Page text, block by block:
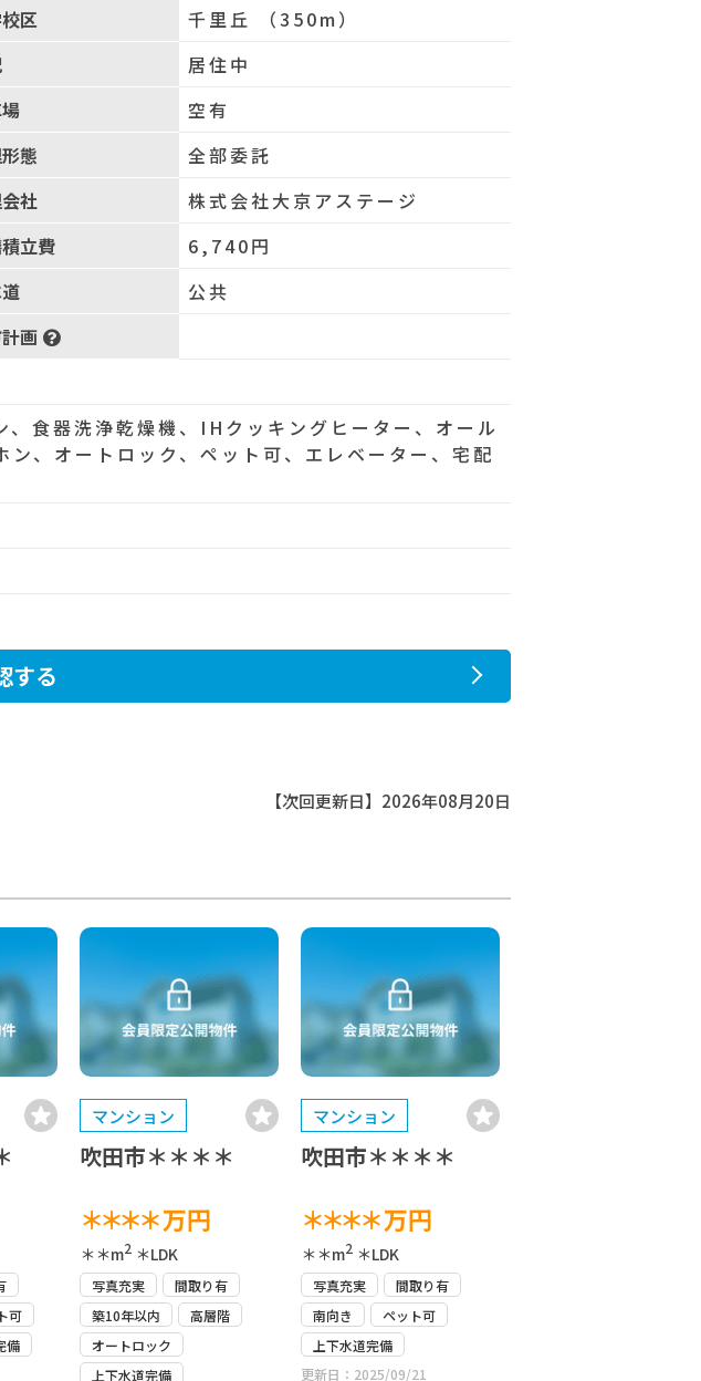
区
千里丘 （350m）
居住中
空有
態
全部委託
社
株式会社大京アステージ
立費
6,740円
公共
画
食器洗浄乾燥機、IHクッキングヒーター、オール
、オートロック、ペット可、エレベーター、宅配
する
【次回更新日】2026年08月20日
可
備
マンション
吹田市＊＊＊＊
＊＊＊＊万円
＊＊m2 ＊LDK
写真充実
間取り有
築10年以内
高層階
オートロック
上下水道完備
マンション
吹田市＊＊＊＊
＊＊＊＊万円
＊＊m2 ＊LDK
写真充実
間取り有
南向き
ペット可
上下水道完備
更新日：2025/09/21